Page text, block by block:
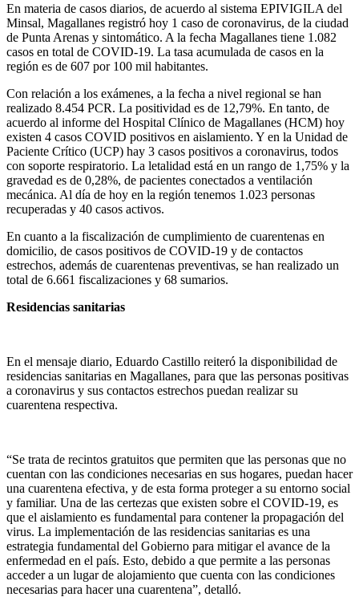
En materia de casos diarios, de acuerdo al sistema EPIVIGILA del
Minsal, Magallanes registró hoy 1 caso de coronavirus, de la ciudad
de Punta Arenas y sintomático. A la fecha Magallanes tiene 1.082
casos en total de COVID-19. La tasa acumulada de casos en la
región es de 607 por 100 mil habitantes.
Con relación a los exámenes, a la fecha a nivel regional se han
realizado 8.454 PCR. La positividad es de 12,79%. En tanto, de
acuerdo al informe del Hospital Clínico de Magallanes (HCM) hoy
existen 4 casos COVID positivos en aislamiento. Y en la Unidad de
Paciente Crítico (UCP) hay 3 casos positivos a coronavirus, todos
con soporte respiratorio. La letalidad está en un rango de 1,75% y la
gravedad es de 0,28%, de pacientes conectados a ventilación
mecánica. Al día de hoy en la región tenemos 1.023 personas
recuperadas y 40 casos activos.
En cuanto a la fiscalización de cumplimiento de cuarentenas en
domicilio, de casos positivos de COVID-19 y de contactos
estrechos, además de cuarentenas preventivas, se han realizado un
total de 6.661 fiscalizaciones y 68 sumarios.
Residencias sanitarias
En el mensaje diario, Eduardo Castillo reiteró la disponibilidad de
residencias sanitarias en Magallanes, para que las personas positivas
a coronavirus y sus contactos estrechos puedan realizar su
cuarentena respectiva.
“Se trata de recintos gratuitos que permiten que las personas que no
cuentan con las condiciones necesarias en sus hogares, puedan hacer
una cuarentena efectiva, y de esta forma proteger a su entorno social
y familiar. Una de las certezas que existen sobre el COVID-19, es
que el aislamiento es fundamental para contener la propagación del
virus. La implementación de las residencias sanitarias es una
estrategia fundamental del Gobierno para mitigar el avance de la
enfermedad en el país. Esto, debido a que permite a las personas
acceder a un lugar de alojamiento que cuenta con las condiciones
necesarias para hacer una cuarentena”, detalló.